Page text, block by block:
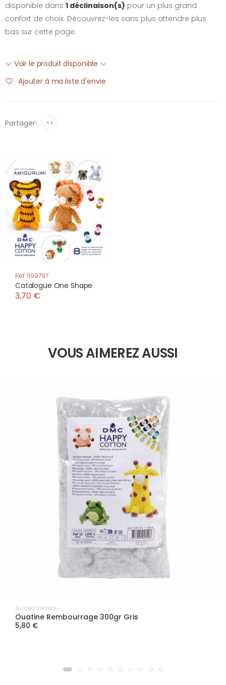
disponible dans 1 déclinaison(s) pour un plus grand
confort de choix. Découvrez-les sans plus attendre plus
bas sur cette page.
Voir le produit disponible
Ajouter à ma liste d'envie
Partager: <>
Réf: 1199797
Catalogue One Shape
3,70 €
VOUS AIMEREZ AUSSI
Accessoires
Ouatine Rembourrage 300gr Gris
5,80 €